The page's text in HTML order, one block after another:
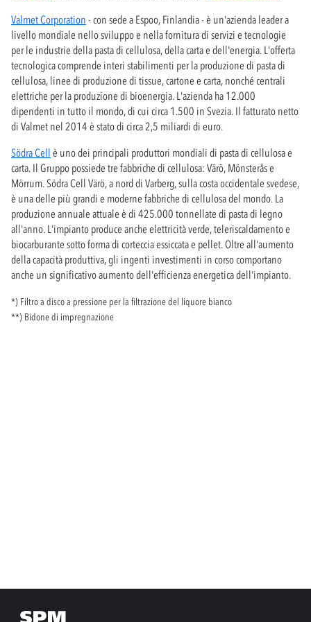
Valmet Corporation - con sede a Espoo, Finlandia - è un'azienda leader a
livello mondiale nello sviluppo e nella fornitura di servizi e tecnologie
per le industrie della pasta di cellulosa, della carta e dell'energia. L'offerta
tecnologica comprende interi stabilimenti per la produzione di pasta di
cellulosa, linee di produzione di tissue, cartone e carta, nonché centrali
elettriche per la produzione di bioenergia. L'azienda ha 12.000
dipendenti in tutto il mondo, di cui circa 1.500 in Svezia. Il fatturato netto
di Valmet nel 2014 è stato di circa 2,5 miliardi di euro.
Södra Cell è uno dei principali produttori mondiali di pasta di cellulosa e
carta. Il Gruppo possiede tre fabbriche di cellulosa: Värö, Mönsterås e
Mörrum. Södra Cell Värö, a nord di Varberg, sulla costa occidentale svedese,
è una delle più grandi e moderne fabbriche di cellulosa del mondo. La
produzione annuale attuale è di 425.000 tonnellate di pasta di legno
all'anno. L'impianto produce anche elettricità verde, teleriscaldamento e
biocarburante sotto forma di corteccia essiccata e pellet. Oltre all'aumento
della capacità produttiva, gli ingenti investimenti in corso comportano
anche un significativo aumento dell'efficienza energetica dell'impianto.
*) Filtro a disco a pressione per la filtrazione del liquore bianco
**) Bidone di impregnazione